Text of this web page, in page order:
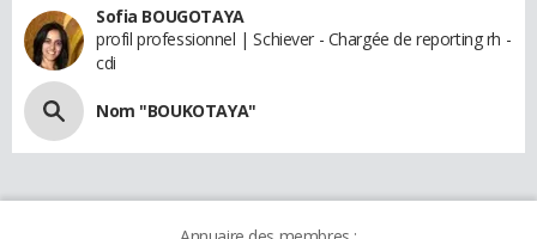
Sofia BOUGOTAYA
profil professionnel | Schiever - Chargée de reporting rh -
cdi
Nom "BOUKOTAYA"